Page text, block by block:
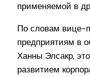
применяемой в
По словам вице-
предприятиям в
Ханны Элсакр,
развитием